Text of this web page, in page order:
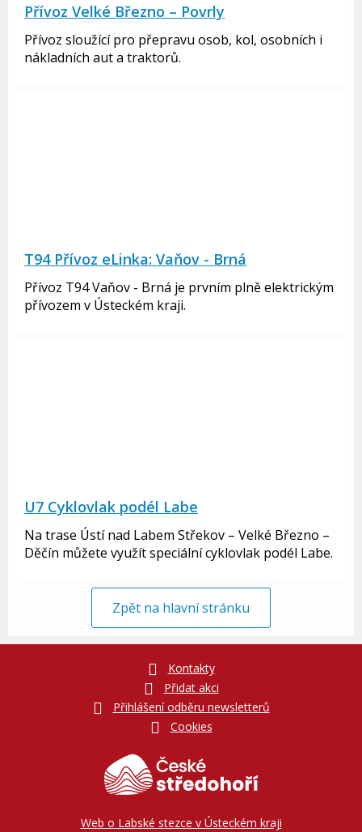
Přívoz Velké Březno – Povrly
Přívoz sloužící pro přepravu osob, kol, osobních i
nákladních aut a traktorů.
T94 Přívoz eLinka: Vaňov - Brná
Přívoz T94 Vaňov - Brná je prvním plně elektrickým
přívozem v Ústeckém kraji.
U7 Cyklovlak podél Labe
Na trase Ústí nad Labem Střekov – Velké Březno –
Děčín můžete využít speciální cyklovlak podél Labe.
Zpět na hlavní stránku
Kontakty
Přidat akci
Přihlášení odběru newsletterů
Cookies
Web o Labské stezce v Ústeckém kraji